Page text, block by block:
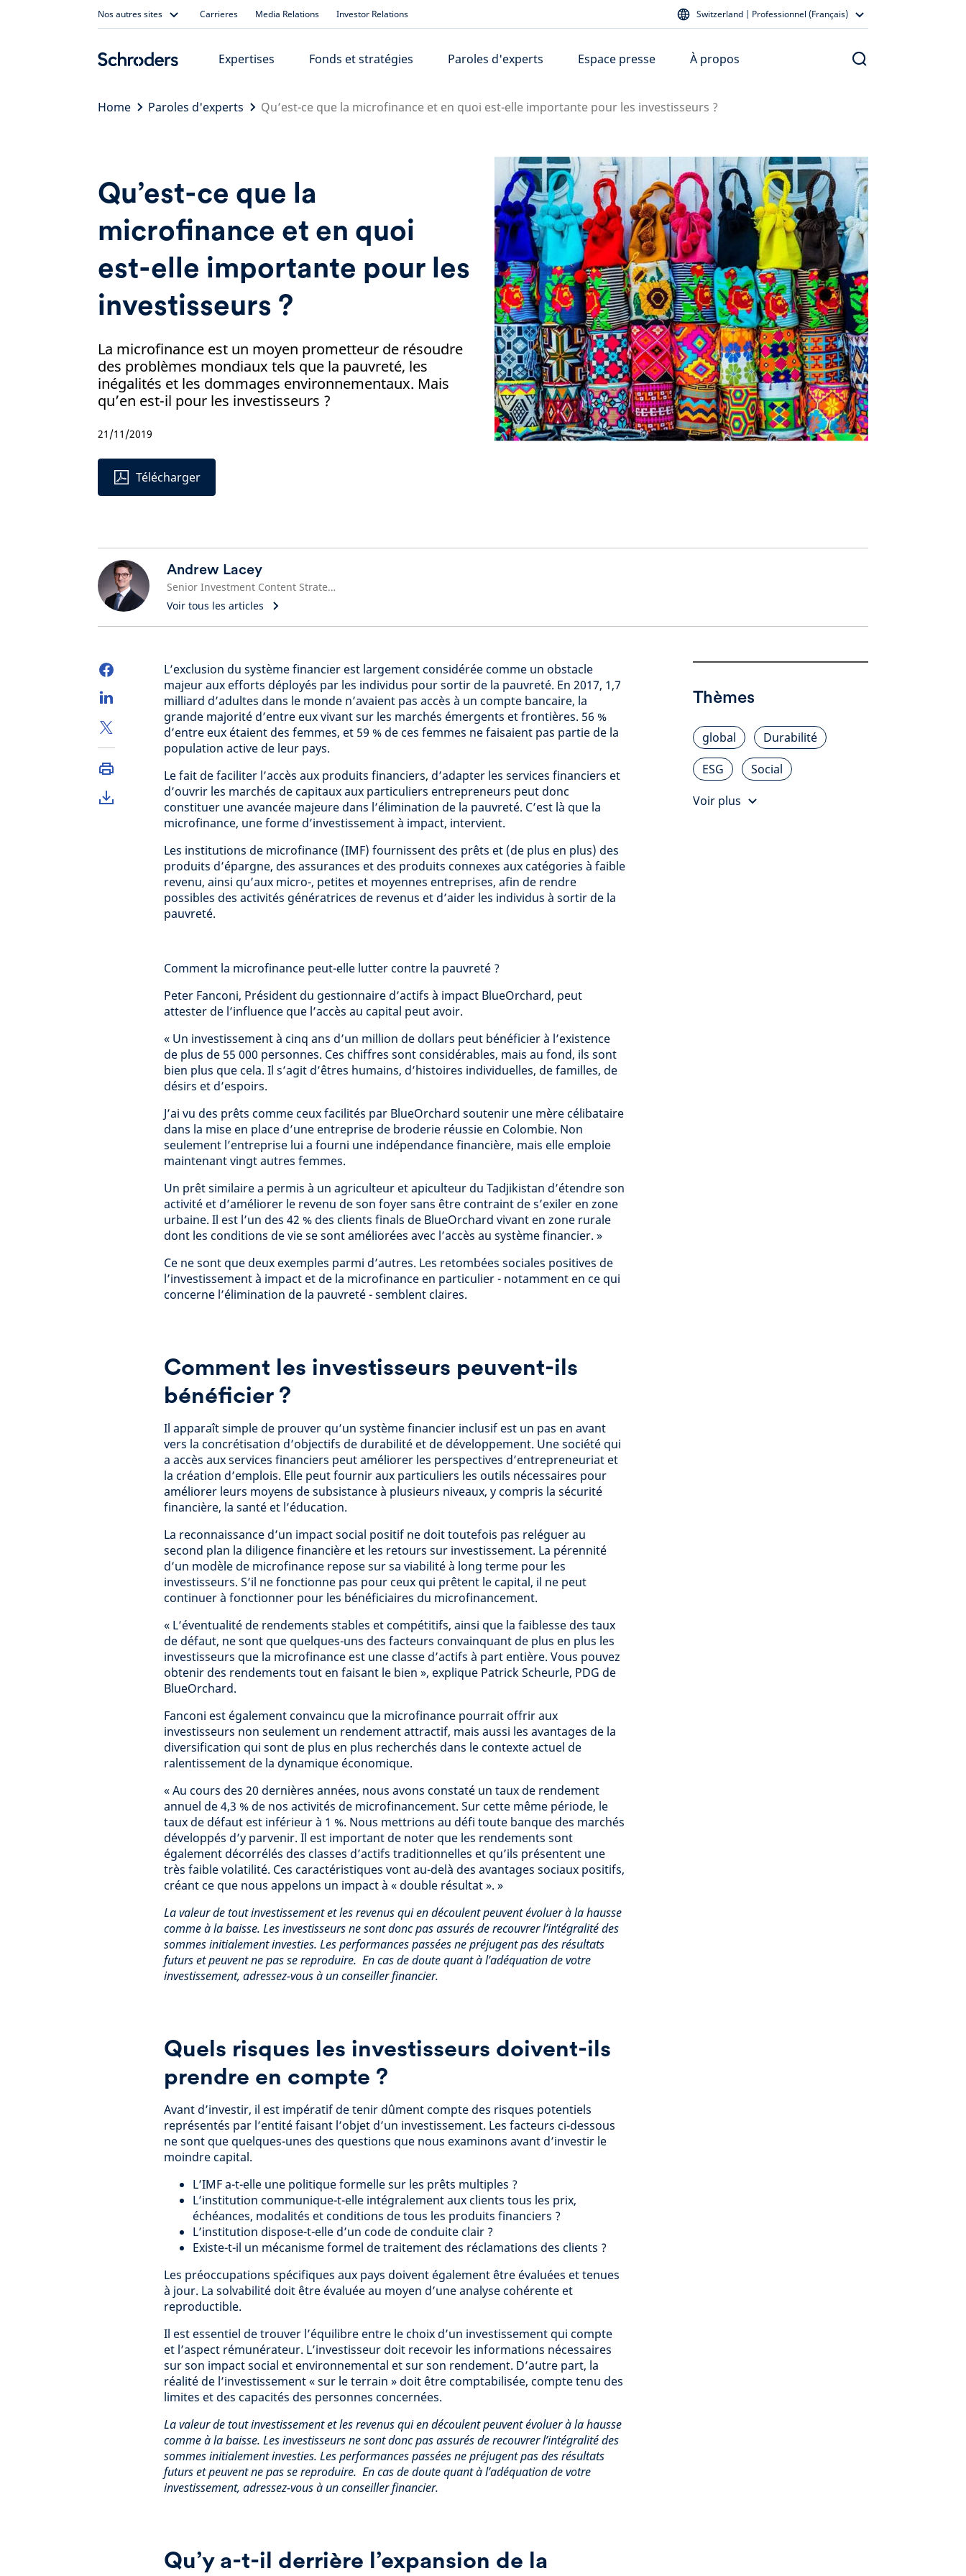
Nos autres sites Carrieres Media Relations Investor Relations Switzerland | Professionnel (Français)
Expertises Fonds et stratégies Paroles d'experts Espace presse À propos
Home Paroles d'experts Qu’est-ce que la microfinance et en quoi est-elle importante pour les investisseurs ?
Qu’est-ce que la
microfinance et en quoi
est-elle importante pour les
investisseurs ?
La microfinance est un moyen prometteur de résoudre
des problèmes mondiaux tels que la pauvreté, les
inégalités et les dommages environnementaux. Mais
qu’en est-il pour les investisseurs ?
21/11/2019
Télécharger
Andrew Lacey
Senior Investment Content Strategist, Private Assets
Voir tous les articles
L’exclusion du système financier est largement considérée comme un obstacle
majeur aux efforts déployés par les individus pour sortir de la pauvreté. En 2017, 1,7
milliard d’adultes dans le monde n’avaient pas accès à un compte bancaire, la
grande majorité d’entre eux vivant sur les marchés émergents et frontières. 56 %
d’entre eux étaient des femmes, et 59 % de ces femmes ne faisaient pas partie de la
population active de leur pays.
Le fait de faciliter l’accès aux produits financiers, d’adapter les services financiers et
d’ouvrir les marchés de capitaux aux particuliers entrepreneurs peut donc
constituer une avancée majeure dans l’élimination de la pauvreté. C’est là que la
microfinance, une forme d’investissement à impact, intervient.
Les institutions de microfinance (IMF) fournissent des prêts et (de plus en plus) des
produits d’épargne, des assurances et des produits connexes aux catégories à faible
revenu, ainsi qu’aux micro-, petites et moyennes entreprises, afin de rendre
possibles des activités génératrices de revenus et d’aider les individus à sortir de la
pauvreté.
Comment la microfinance peut-elle lutter contre la pauvreté ?
Peter Fanconi, Président du gestionnaire d’actifs à impact BlueOrchard, peut
attester de l’influence que l’accès au capital peut avoir.
« Un investissement à cinq ans d’un million de dollars peut bénéficier à l’existence
de plus de 55 000 personnes. Ces chiffres sont considérables, mais au fond, ils sont
bien plus que cela. Il s’agit d’êtres humains, d’histoires individuelles, de familles, de
désirs et d’espoirs.
J’ai vu des prêts comme ceux facilités par BlueOrchard soutenir une mère célibataire
dans la mise en place d’une entreprise de broderie réussie en Colombie. Non
seulement l’entreprise lui a fourni une indépendance financière, mais elle emploie
maintenant vingt autres femmes.
Un prêt similaire a permis à un agriculteur et apiculteur du Tadjikistan d’étendre son
activité et d’améliorer le revenu de son foyer sans être contraint de s’exiler en zone
urbaine. Il est l’un des 42 % des clients finals de BlueOrchard vivant en zone rurale
dont les conditions de vie se sont améliorées avec l’accès au système financier. »
Ce ne sont que deux exemples parmi d’autres. Les retombées sociales positives de
l’investissement à impact et de la microfinance en particulier - notamment en ce qui
concerne l’élimination de la pauvreté - semblent claires.
Comment les investisseurs peuvent-ils
bénéficier ?
Il apparaît simple de prouver qu’un système financier inclusif est un pas en avant
vers la concrétisation d’objectifs de durabilité et de développement. Une société qui
a accès aux services financiers peut améliorer les perspectives d’entrepreneuriat et
la création d’emplois. Elle peut fournir aux particuliers les outils nécessaires pour
améliorer leurs moyens de subsistance à plusieurs niveaux, y compris la sécurité
financière, la santé et l’éducation.
La reconnaissance d’un impact social positif ne doit toutefois pas reléguer au
second plan la diligence financière et les retours sur investissement. La pérennité
d’un modèle de microfinance repose sur sa viabilité à long terme pour les
investisseurs. S’il ne fonctionne pas pour ceux qui prêtent le capital, il ne peut
continuer à fonctionner pour les bénéficiaires du microfinancement.
« L’éventualité de rendements stables et compétitifs, ainsi que la faiblesse des taux
de défaut, ne sont que quelques-uns des facteurs convainquant de plus en plus les
investisseurs que la microfinance est une classe d’actifs à part entière. Vous pouvez
obtenir des rendements tout en faisant le bien », explique Patrick Scheurle, PDG de
BlueOrchard.
Fanconi est également convaincu que la microfinance pourrait offrir aux
investisseurs non seulement un rendement attractif, mais aussi les avantages de la
diversification qui sont de plus en plus recherchés dans le contexte actuel de
ralentissement de la dynamique économique.
« Au cours des 20 dernières années, nous avons constaté un taux de rendement
annuel de 4,3 % de nos activités de microfinancement. Sur cette même période, le
taux de défaut est inférieur à 1 %. Nous mettrions au défi toute banque des marchés
développés d’y parvenir. Il est important de noter que les rendements sont
également décorrélés des classes d’actifs traditionnelles et qu’ils présentent une
très faible volatilité. Ces caractéristiques vont au-delà des avantages sociaux positifs,
créant ce que nous appelons un impact à « double résultat ». »
La valeur de tout investissement et les revenus qui en découlent peuvent évoluer à la hausse
comme à la baisse. Les investisseurs ne sont donc pas assurés de recouvrer l’intégralité des
sommes initialement investies. Les performances passées ne préjugent pas des résultats
futurs et peuvent ne pas se reproduire. En cas de doute quant à l’adéquation de votre
investissement, adressez-vous à un conseiller financier.
Quels risques les investisseurs doivent-ils
prendre en compte ?
Avant d’investir, il est impératif de tenir dûment compte des risques potentiels
représentés par l’entité faisant l’objet d’un investissement. Les facteurs ci-dessous
ne sont que quelques-unes des questions que nous examinons avant d’investir le
moindre capital.
L’IMF a-t-elle une politique formelle sur les prêts multiples ?
L’institution communique-t-elle intégralement aux clients tous les prix,
échéances, modalités et conditions de tous les produits financiers ?
L’institution dispose-t-elle d’un code de conduite clair ?
Existe-t-il un mécanisme formel de traitement des réclamations des clients ?
Les préoccupations spécifiques aux pays doivent également être évaluées et tenues
à jour. La solvabilité doit être évaluée au moyen d’une analyse cohérente et
reproductible.
Il est essentiel de trouver l’équilibre entre le choix d’un investissement qui compte
et l’aspect rémunérateur. L’investisseur doit recevoir les informations nécessaires
sur son impact social et environnemental et sur son rendement. D’autre part, la
réalité de l’investissement « sur le terrain » doit être comptabilisée, compte tenu des
limites et des capacités des personnes concernées.
La valeur de tout investissement et les revenus qui en découlent peuvent évoluer à la hausse
comme à la baisse. Les investisseurs ne sont donc pas assurés de recouvrer l’intégralité des
sommes initialement investies. Les performances passées ne préjugent pas des résultats
futurs et peuvent ne pas se reproduire. En cas de doute quant à l’adéquation de votre
investissement, adressez-vous à un conseiller financier.
Qu’y a-t-il derrière l’expansion de la
Thèmes
global
Durabilité
ESG
Social
Voir plus